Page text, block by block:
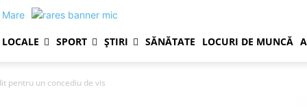
LOCALE SPORT ȘTIRI SĂNĂTATE LOCURI DE MUNCĂ
pentru un concediu de vis